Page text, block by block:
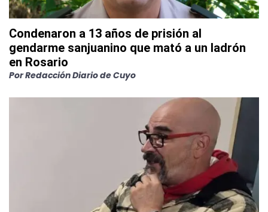
Condenaron a 13 años de prisión al
gendarme sanjuanino que mató a un ladrón
en Rosario
PorRedacción Diario de Cuyo